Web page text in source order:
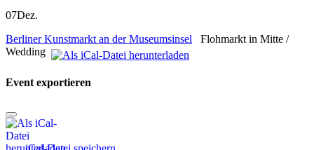
07Dez.
Berliner Kunstmarkt an der Museumsinsel Flohmarkt in Mitte /
Wedding
Event exportieren